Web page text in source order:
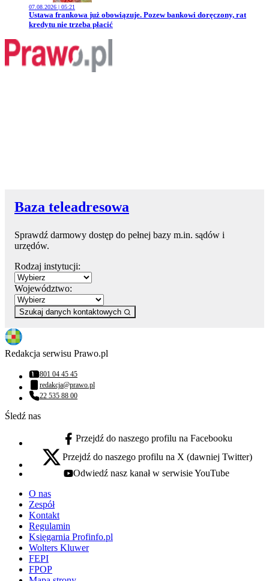
07.08.2026 | 05:21
Przejdź do artykułu:
Ustawa frankowa już obowiązuje. Pozew bankowi doręczony, rat
kredytu nie trzeba płacić
Baza teleadresowa
Sprawdź darmowy dostęp do pełnej bazy m.in. sądów i
urzędów.
Rodzaj instytucji:
Województwo:
Szukaj danych kontaktowych
Redakcja serwisu Prawo.pl
Numer telefonu:
801 04 45 45
Adres email:
redakcja@prawo.pl
Numer telefonu:
22 535 88 00
Śledź nas
facebook - otwiera się w nowej karcie
Przejdź do naszego profilu na Facebooku
x - otwiera się w nowej karcie
Przejdź do naszego profilu na X (dawniej Twitter)
youtube - otwiera się w nowej karcie
Odwiedź nasz kanał w serwisie YouTube
O nas
Zespół
Kontakt
Regulamin
Księgarnia Profinfo.pl
Wolters Kluwer
FEPI
FPOP